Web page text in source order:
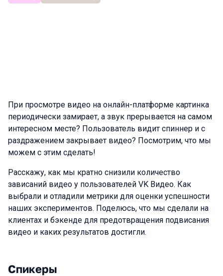
При просмотре видео на онлайн-платформе картинка
периодически замирает, а звук прерывается на самом
интересном месте? Пользователь видит спиннер и с
раздражением закрывает видео? Посмотрим, что мы
можем с этим сделать!
Расскажу, как мы кратно снизили количество
зависаний видео у пользователей VK Видео. Как
выбрали и отладили метрики для оценки успешности
наших экспериментов. Поделюсь, что мы сделали на
клиентах и бэкенде для предотвращения подвисания
видео и каких результатов достигли.
Спикеры